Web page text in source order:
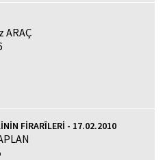
ARAÇ
FİRARÎLERİ - 17.02.2010